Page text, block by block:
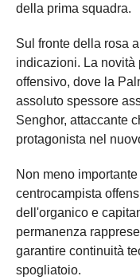
della prima squadra.
Sul fronte della rosa
indicazioni. La novità
offensivo, dove la
assoluto spessore
Senghor, attaccante
protagonista nel
Non meno
centrocampista
dell'organico e
permanenza
garantire continuità
spogliatoio.